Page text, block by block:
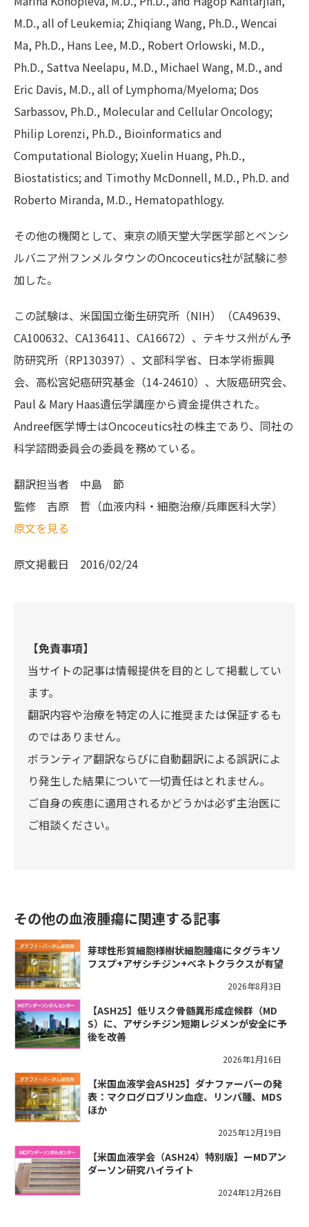
M.D., all of Leukemia; Zhiqiang Wang, Ph.D., Wencai
Ma, Ph.D., Hans Lee, M.D., Robert Orlowski, M.D.,
Ph.D., Sattva Neelapu, M.D., Michael Wang, M.D., and
Eric Davis, M.D., all of Lymphoma/Myeloma; Dos
Sarbassov, Ph.D., Molecular and Cellular Oncology;
Philip Lorenzi, Ph.D., Bioinformatics and
Computational Biology; Xuelin Huang, Ph.D.,
Biostatistics; and Timothy McDonnell, M.D., Ph.D. and
Roberto Miranda, M.D., Hematopathlogy.
その他の機関として、東京の順天堂大学医学部とペンシ
ルバニア州フンメルタウンのOncoceutics社が試験に参
加した。
この試験は、米国国立衛生研究所（NIH）（CA49639、
CA100632、CA136411、CA16672）、テキサス州がん予
防研究所（RP130397）、文部科学省、日本学術振興
会、高松宮妃癌研究基金（14-24610）、大阪癌研究会、
Paul & Mary Haas遺伝学講座から資金提供された。
Andreef医学博士はOncoceutics社の株主であり、同社の
科学諮問委員会の委員を務めている。
翻訳担当者 中島 節
監修 吉原 哲（血液内科・細胞治療/兵庫医科大学）
原文を見る
原文掲載日 2016/02/24
【免責事項】
当サイトの記事は情報提供を目的として掲載してい
ます。
翻訳内容や治療を特定の人に推奨または保証するも
のではありません。
ボランティア翻訳ならびに自動翻訳による誤訳によ
り発生した結果について一切責任はとれません。
ご自身の疾患に適用されるかどうかは必ず主治医に
ご相談ください。
その他の血液腫瘍に関連する記事
芽球性形質細胞様樹状細胞腫瘍にタグラキソ
フスプ+アザシチジン+ベネトクラクスが有望
2026年8月3日
【ASH25】低リスク骨髄異形成症候群（MD
S）に、アザシチジン短期レジメンが安全に予
後を改善
2026年1月16日
【米国血液学会ASH25】ダナファーバーの発
表：マクログロブリン血症、リンパ腫、MDS
ほか
2025年12月19日
【米国血液学会（ASH24）特別版】ーMDアン
ダーソン研究ハイライト
2024年12月26日